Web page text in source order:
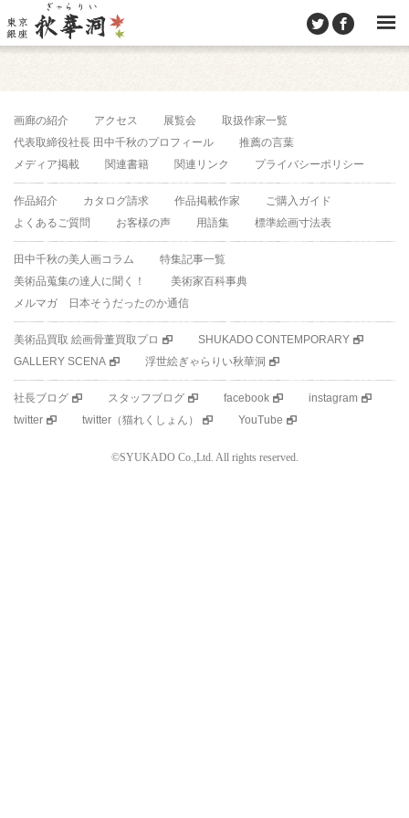
画廊の紹介 アクセス 展覧会
取扱作家一覧
代表取締役社長 田中千秋のプロフィール
推薦の言葉
メディア掲載
関連書籍 関連リンク プライバシーポリシー
作品紹介 カタログ請求 作品掲載作家
ご購入ガイド
よくあるご質問
お客様の声 用語集 標準絵画寸法表
田中千秋の美人画コラム
特集記事一覧
美術品蒐集の達人に聞く！
美術家百科事典
メルマガ 日本そうだったのか通信
美術品買取 絵画骨董買取プロ
SHUKADO CONTEMPORARY
GALLERY SCENA
浮世絵ぎゃらりい秋華洞
社長ブログ スタッフブログ facebook
instagram
twitter
twitter（猫れくしょん） YouTube
©SYUKADO Co.,Ltd. All rights reserved.